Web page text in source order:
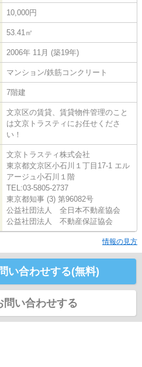
10,000円
53.41㎡
2006年 11月 (築19年)
マンション/鉄筋コンクリート
7階建
文京区の賃貸、賃貸物件管理のこと
は文京トラスティにお任せくださ
い！
文京トラスティ株式会社
東京都文京区小石川１丁目17-1 エル
アージュ小石川１階
TEL:03-5805-2737
東京都知事 (3) 第96082号
公益社団法人 全日本不動産協会
公益社団法人 不動産保証協会
情報の見方
い合わせする(無料)
問い合わせする